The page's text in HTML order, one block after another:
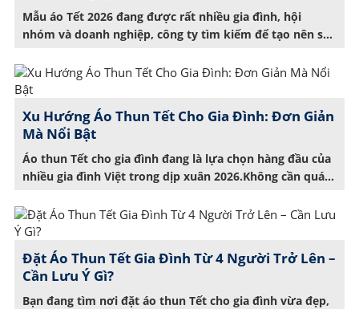
Mẫu áo Tết 2026 đang được rất nhiều gia đình, hội
nhóm và doanh nghiệp, công ty tìm kiếm để tạo nên sự
tắn, kiểu dáng đa dạng, những mẫu áo thun Tết không
chỉ giúp bạn nổi bật mà còn lan […]
Xu Hướng Áo Thun Tết Cho Gia Đình: Đơn Giản
Mà Nổi Bật
Áo thun Tết cho gia đình đang là lựa chọn hàng đầu của
nhiều gia đình Việt trong dịp xuân 2026.Không cần quá
kế đồng bộ vẫn đủ để tạo nên dấu ấn riêng trong từng
khoảnh khắc sum vầy.Bạn đang tìm một […]
Đặt Áo Thun Tết Gia Đình Từ 4 Người Trở Lên –
Cần Lưu Ý Gì?
Bạn đang tìm nơi đặt áo thun Tết cho gia đình vừa đẹp,